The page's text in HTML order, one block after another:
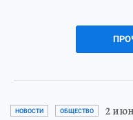
НОВОСТИ ОБЩЕСТВО 2